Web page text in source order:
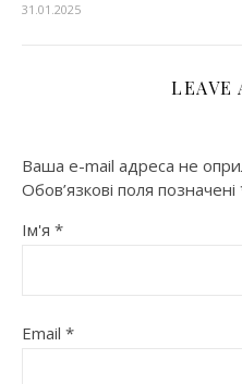
31.01.2025
LEAVE
Ваша e-mail адреса не
Обов’язкові поля позначені
Ім'я *
Email *